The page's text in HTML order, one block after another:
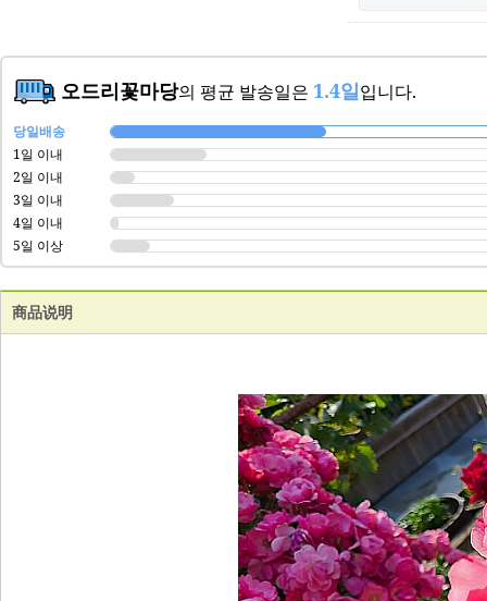
오드리꽃마당의 평균 발송일은 1.4일입니다.
당일배송
1일 이내
2일 이내
3일 이내
4일 이내
5일 이상
商品说明